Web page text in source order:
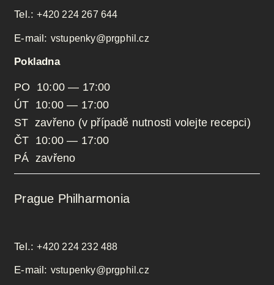
Tel.:+420 224 267 644
E-mail: vstupenky@prgphil.cz
Pokladna
PO 10:00 — 17:00
ÚT 10:00 — 17:00
ST zavřeno (v případě nutnosti volejte recepci)
ČT 10:00 — 17:00
PÁ zavřeno
Prague Philharmonia
Tel.:+420 224 232 488
E-mail: vstupenky@prgphil.cz